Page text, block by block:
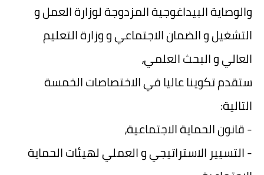
والوصاية البيداغوجية المزدوجة لوزارة العمل و
التشغيل و الضمان الاجتماعي و وزارة التعليم
العالي و البحث العلمي،
ستقدم تكوينا عاليا في الاختصاصات الخمسة
التالية:
- قانون الحماية الاجتماعية،
- التسيير الاستراتيجي و العملي لهيئات الحماية